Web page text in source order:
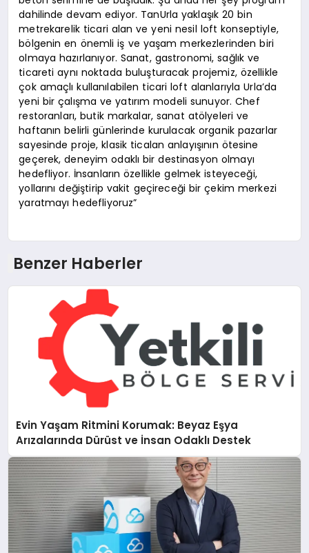
dahilinde devam ediyor. TanUrla yaklaşık 20 bin
metrekarelik ticari alan ve yeni nesil loft konseptiyle,
bölgenin en önemli iş ve yaşam merkezlerinden biri
olmaya hazırlanıyor. Sanat, gastronomi, sağlık ve
ticareti aynı noktada buluşturacak projemiz, özellikle
çok amaçlı kullanılabilen ticari loft alanlarıyla Urla’da
yeni bir çalışma ve yatırım modeli sunuyor. Chef
restoranları, butik markalar, sanat atölyeleri ve
haftanın belirli günlerinde kurulacak organik pazarlar
sayesinde proje, klasik ticalan anlayışının ötesine
geçerek, deneyim odaklı bir destinasyon olmayı
hedefliyor. İnsanların özellikle gelmek isteyeceği,
yollarını değiştirip vakit geçireceği bir çekim merkezi
yaratmayı hedefliyoruz”
Benzer Haberler
Evin Yaşam Ritmini Korumak: Beyaz Eşya
Arızalarında Dürüst ve İnsan Odaklı Destek